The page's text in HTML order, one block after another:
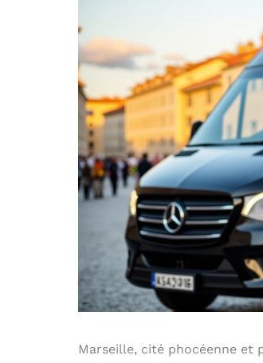
Marseille, cité phocéenne et